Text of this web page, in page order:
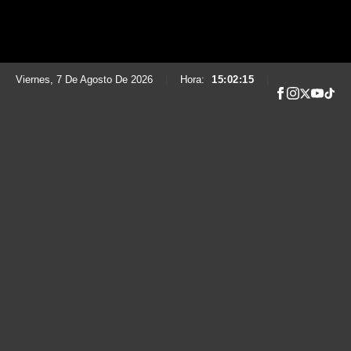
Viernes, 7 De Agosto De 2026 Hora: 15:02:16